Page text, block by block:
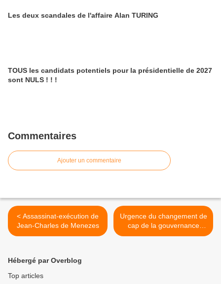
Les deux scandales de l'affaire Alan TURING
TOUS les candidats potentiels pour la présidentielle de 2027
sont NULS ! ! !
Commentaires
Ajouter un commentaire
< Assassinat-exécution de
Jean-Charles de Menezes
Urgence du changement de
cap de la gouvernance
française >
Hébergé par Overblog
Top articles